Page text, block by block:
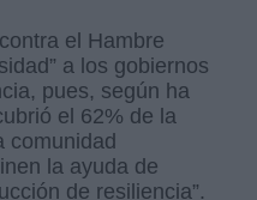
el Hambre
a los gobiernos
pues, según ha
el 62% de la
comunidad
la ayuda de
de resiliencia”.